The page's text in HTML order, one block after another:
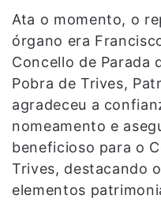
Ata o momento, o
órgano era
Concello de Parada
Pobra de Trives,
agradeceu a
nomeamento e
beneficioso para o
Trives, destacando
elementos